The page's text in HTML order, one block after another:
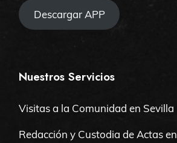
Descargar APP
Nuestros Servicios
Visitas a la Comunidad en Sevilla
Redacción y Custodia de Actas en